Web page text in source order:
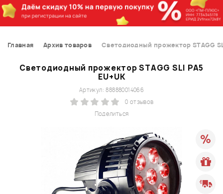
Главная Архив товаров Светодиодный прожектор STAGG
Светодиодный прожектор STAGG SLI PA5
EU+UK
Поделиться
Артикул: 888880014066
0 отзывов